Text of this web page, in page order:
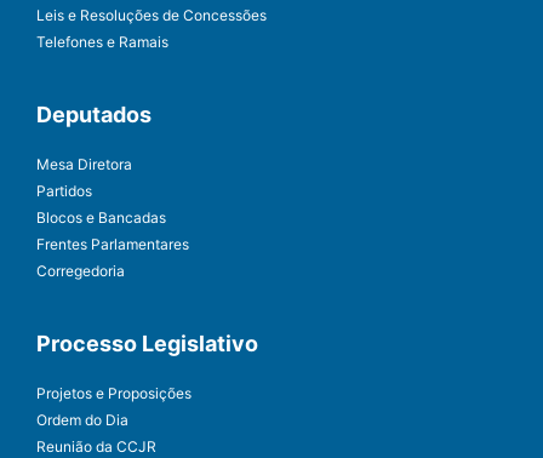
Leis e Resoluções de Concessões
Telefones e Ramais
Deputados
Mesa Diretora
Partidos
Blocos e Bancadas
Frentes Parlamentares
Corregedoria
Processo Legislativo
Projetos e Proposições
Ordem do Dia
Reunião da CCJR